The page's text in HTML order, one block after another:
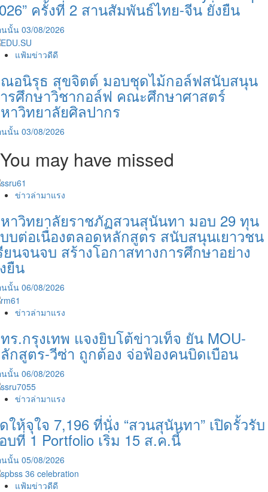
ครั้งที่ 2 สานสัมพันธ์ไทย-จีน ยั่งยืน
นนั้น 03/08/2026
แฟ้มข่าวดีดี
อนิรุธ สุขจิตต์ มอบชุดไม้กอล์ฟสนับสนุน
รศึกษาวิชากอล์ฟ คณะศึกษาศาสตร์
าวิทยาลัยศิลปากร
นนั้น 03/08/2026
You may have missed
ข่าวล่ามาแรง
าวิทยาลัยราชภัฏสวนสุนันทา มอบ 29 ทุน
บต่อเนื่องตลอดหลักสูตร สนับสนุนเยาวชน
ยนจนจบ สร้างโอกาสทางการศึกษาอย่าง
ยืน
นนั้น 06/08/2026
ข่าวล่ามาแรง
ร.กรุงเทพ แจงยิบโต้ข่าวเท็จ ยัน MOU-
กสูตร-วีซ่า ถูกต้อง จ่อฟ้องคนบิดเบือน
นนั้น 06/08/2026
ข่าวล่ามาแรง
ให้จุใจ 7,196 ที่นั่ง “สวนสุนันทา” เปิดรั้วรับ
บที่ 1 Portfolio เริ่ม 15 ส.ค.นี้
นนั้น 05/08/2026
แฟ้มข่าวดีดี